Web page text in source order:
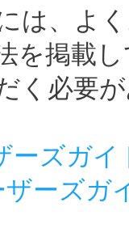
は、よ
を掲載
く必要
ーズガイ
ザーズガ